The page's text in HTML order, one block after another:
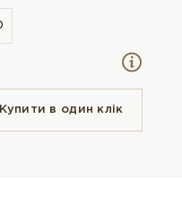
Купити в один клiк